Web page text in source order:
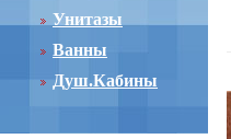
Унитазы
Ванны
Душ.Кабины